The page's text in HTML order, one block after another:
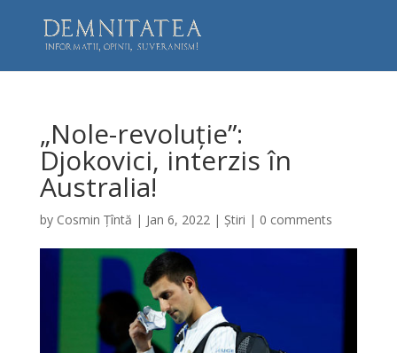
„Nole-revoluție”:
Djokovici, interzis în
Australia!
by Cosmin Țîntă | Jan 6, 2022| Știri | 0 comments